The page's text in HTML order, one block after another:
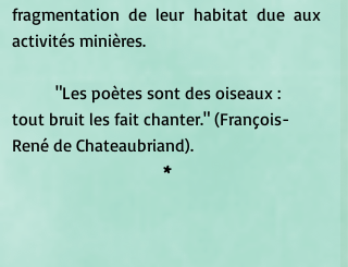
fragmentation de leur habitat due aux
activités minières.
tout bruit les fait chanter." (François-
René de Chateaubriand).
*